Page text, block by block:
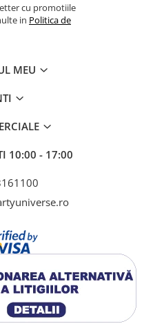
cu promotiile
in Politica de
MEU
10:00 - 17:00